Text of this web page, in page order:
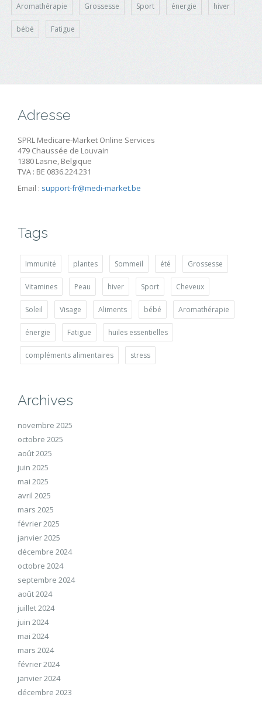
Aromathérapie Grossesse Sport énergie hiver
bébé Fatigue
Adresse
SPRL Medicare-Market Online Services
479 Chaussée de Louvain
1380 Lasne, Belgique
TVA : BE 0836.224.231
Email : support-fr@medi-market.be
Tags
Immunité plantes Sommeil été Grossesse
Vitamines Peau hiver Sport Cheveux
Soleil Visage Aliments bébé Aromathérapie
énergie Fatigue huiles essentielles
compléments alimentaires stress
Archives
novembre 2025
octobre 2025
août 2025
juin 2025
mai 2025
avril 2025
mars 2025
février 2025
janvier 2025
décembre 2024
octobre 2024
septembre 2024
août 2024
juillet 2024
juin 2024
mai 2024
mars 2024
février 2024
janvier 2024
décembre 2023